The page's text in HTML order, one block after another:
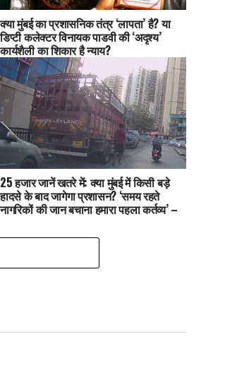
क्या मुंबई का प्रशासनिक तंत्र ‘लापता’ है? या
डिप्टी कलेक्टर विनायक पाडवी की ‘अदृश्य’
कार्यशैली का शिकार है न्याय?
25 हजार जानें खतरे में: क्या मुंबई में किसी बड़े
हादसे के बाद जागेगा प्रशासन? ‘समय रहते
नागरिकों की जान बचाना हमारा पहला कर्तव्य’ –